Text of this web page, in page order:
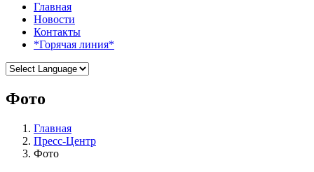
Главная
Новости
Контакты
*Горячая линия*
Фото
Главная
Пресс-Центр
Фото